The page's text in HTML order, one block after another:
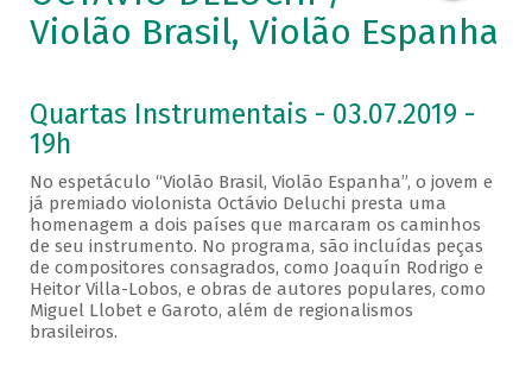
Violão Brasil, Violão Espanha
Quartas Instrumentais - 03.07.2019 -
19h
No espetáculo “Violão Brasil, Violão Espanha”, o jovem e
já premiado violonista Octávio Deluchi presta uma
homenagem a dois países que marcaram os caminhos
de seu instrumento. No programa, são incluídas peças
de compositores consagrados, como Joaquín Rodrigo e
Heitor Villa-Lobos, e obras de autores populares, como
Miguel Llobet e Garoto, além de regionalismos
brasileiros.